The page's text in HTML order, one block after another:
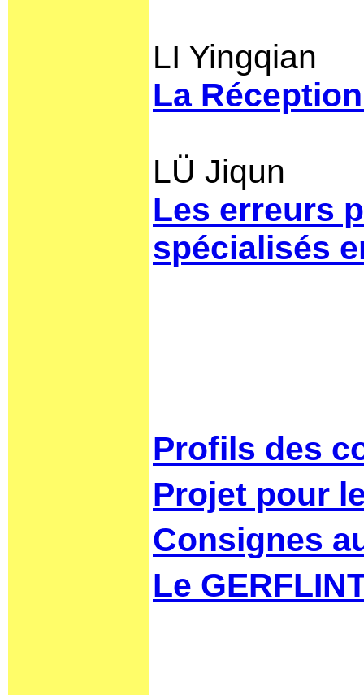
LI Yingqian
La
LÜ Jiqun
Les erreurs
spécialisés
Profils des
Projet pour
Consignes
Le